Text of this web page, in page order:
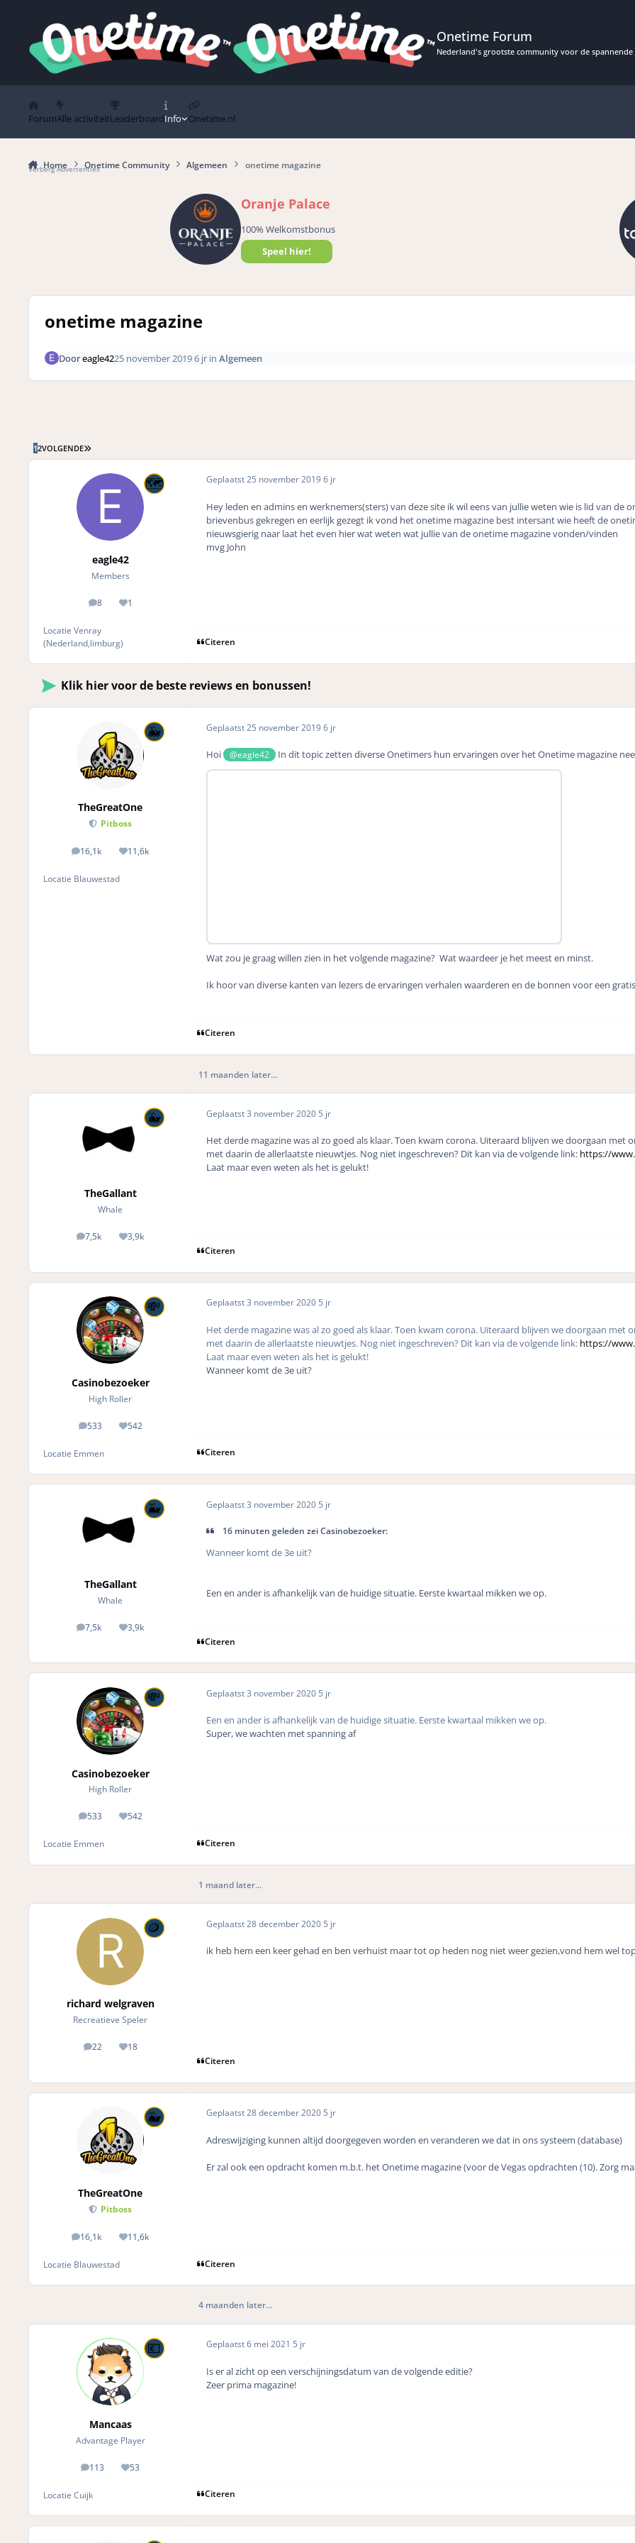
Onetime Forum
Nederland's grootste community voor de spannende
ForumAlle activiteitLeaderboardInfo Onetime.nl
Home Onetime Community Algemeen onetime magazine
Verberg Advertenties
Oranje Palace
100% Welkomstbonus
Speel hier!
onetime magazine
Dooreagle4225 november 20196 jrin Algemeen
12VOLGENDE LAATSTE PAGINA
eagle42
Members
8
posts 1
Reputation
Locatie Venray
(Nederland,limburg)
Geplaatst25 november 20196 jr
Hey leden en admins en werknemers(sters) van deze site ik wil eens van jullie weten wie is lid van de
brievenbus gekregen en eerlijk gezegt ik vond het onetime magazine best intersant wie heeft de
nieuwsgierig naar laat het even hier wat weten wat jullie van de onetime magazine vonden/vinden
mvg John
Citeren
Klik hier voor de beste reviews en bonussen!
TheGreatOne
Pitboss
16,1k
posts 11,6k
Reputation
Locatie Blauwestad
Geplaatst25 november 20196 jr
Hoi @eagle42 In dit topic zetten diverse Onetimers hun ervaringen over het Onetime magazine
Wat zou je graag willen zien in het volgende magazine? Wat waardeer je het meest en minst.
Ik hoor van diverse kanten van lezers de ervaringen verhalen waarderen en de bonnen voor een
Citeren
11 maanden later...
TheGallant
Whale
7,5k
posts 3,9k
Reputation
Geplaatst3 november 2020 5 jr
Het derde magazine was al zo goed als klaar. Toen kwam corona. Uiteraard blijven we doorgaan met
met daarin de allerlaatste nieuwtjes. Nog niet ingeschreven? Dit kan via de volgende link: https://
Laat maar even weten als het is gelukt!
Citeren
Casinobezoeker
High Roller
533
posts 542
Reputation
Locatie Emmen
Geplaatst3 november 2020 5 jr
Het derde magazine was al zo goed als klaar. Toen kwam corona. Uiteraard blijven we doorgaan met
met daarin de allerlaatste nieuwtjes. Nog niet ingeschreven? Dit kan via de volgende link: https://
Laat maar even weten als het is gelukt!
Wanneer komt de 3e uit?
Citeren
TheGallant
Whale
7,5k
posts 3,9k
Reputation
Geplaatst3 november 2020 5 jr
16 minuten geleden zei Casinobezoeker:
Wanneer komt de 3e uit?
Een en ander is afhankelijk van de huidige situatie. Eerste kwartaal mikken we op.
Citeren
Casinobezoeker
High Roller
533
posts 542
Reputation
Locatie Emmen
Geplaatst3 november 2020 5 jr
Een en ander is afhankelijk van de huidige situatie. Eerste kwartaal mikken we op.
Super, we wachten met spanning af
Citeren
1 maand later...
richard welgraven
Recreatieve Speler
22
posts 18
Reputation
Geplaatst28 december 2020 5 jr
ik heb hem een keer gehad en ben verhuist maar tot op heden nog niet weer gezien,vond hem wel
Citeren
TheGreatOne
Pitboss
16,1k
posts 11,6k
Reputation
Locatie Blauwestad
Geplaatst28 december 2020 5 jr
Adreswijziging kunnen altijd doorgegeven worden en veranderen we dat in ons systeem (database)
Er zal ook een opdracht komen m.b.t. het Onetime magazine (voor de Vegas opdrachten (10). Zorg
Citeren
4 maanden later...
Mancaas
Advantage Player
113
posts 53
Reputation
Locatie Cuijk
Geplaatst6 mei 2021 5 jr
Is er al zicht op een verschijningsdatum van de volgende editie?
Zeer prima magazine!
Citeren